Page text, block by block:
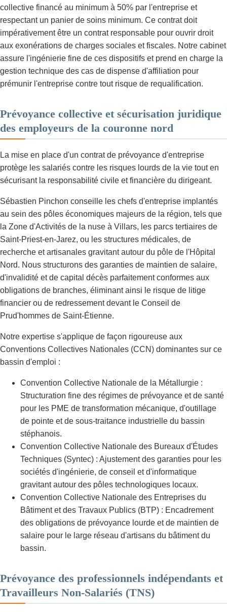
collective financé au minimum à 50% par l'entreprise et
respectant un panier de soins minimum. Ce contrat doit
impérativement être un contrat responsable pour ouvrir droit
aux exonérations de charges sociales et fiscales. Notre cabinet
assure l'ingénierie fine de ces dispositifs et prend en charge la
gestion technique des cas de dispense d'affiliation pour
prémunir l'entreprise contre tout risque de requalification.
Prévoyance collective et sécurisation juridique
des employeurs de la couronne nord
La mise en place d'un contrat de prévoyance d'entreprise
protège les salariés contre les risques lourds de la vie tout en
sécurisant la responsabilité civile et financière du dirigeant.
Sébastien Pinchon conseille les chefs d'entreprise implantés
au sein des pôles économiques majeurs de la région, tels que
la Zone d'Activités de la nuse à Villars, les parcs tertiaires de
Saint-Priest-en-Jarez, ou les structures médicales, de
recherche et artisanales gravitant autour du pôle de l'Hôpital
Nord. Nous structurons des garanties de maintien de salaire,
d'invalidité et de capital décès parfaitement conformes aux
obligations de branches, éliminant ainsi le risque de litige
financier ou de redressement devant le Conseil de
Prud'hommes de Saint-Étienne.
Notre expertise s'applique de façon rigoureuse aux
Conventions Collectives Nationales (CCN) dominantes sur ce
bassin d'emploi :
Convention Collective Nationale de la Métallurgie :
Structuration fine des régimes de prévoyance et de santé
pour les PME de transformation mécanique, d'outillage
de pointe et de sous-traitance industrielle du bassin
stéphanois.
Convention Collective Nationale des Bureaux d'Études
Techniques (Syntec) : Ajustement des garanties pour les
sociétés d'ingénierie, de conseil et d'informatique
gravitant autour des pôles technologiques locaux.
Convention Collective Nationale des Entreprises du
Bâtiment et des Travaux Publics (BTP) : Encadrement
des obligations de prévoyance lourde et de maintien de
salaire pour le large réseau d'artisans du bâtiment du
bassin.
Prévoyance des professionnels indépendants et
Travailleurs Non-Salariés (TNS)